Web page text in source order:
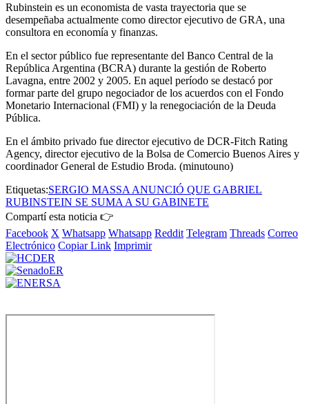
Rubinstein es un economista de vasta trayectoria que se
desempeñaba actualmente como director ejecutivo de GRA, una
consultora en economía y finanzas.
En el sector público fue representante del Banco Central de la
República Argentina (BCRA) durante la gestión de Roberto
Lavagna, entre 2002 y 2005. En aquel período se destacó por
formar parte del grupo negociador de los acuerdos con el Fondo
Monetario Internacional (FMI) y la renegociación de la Deuda
Pública.
En el ámbito privado fue director ejecutivo de DCR-Fitch Rating
Agency, director ejecutivo de la Bolsa de Comercio Buenos Aires y
coordinador General de Estudio Broda. (minutouno)
Etiquetas:SERGIO MASSA ANUNCIÓ QUE GABRIEL
RUBINSTEIN SE SUMA A SU GABINETE
Compartí esta noticia 👉
Facebook X Whatsapp Whatsapp Reddit Telegram Threads Correo
Electrónico Copiar Link Imprimir